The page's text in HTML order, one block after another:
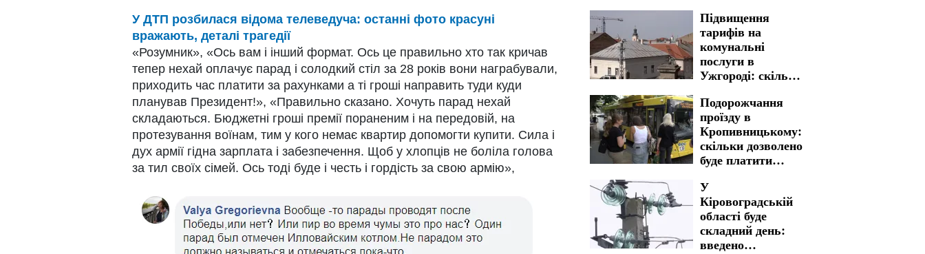
У ДТП розбилася відома телеведуча: останні фото красуні
вражають, деталі трагедії
«Розумник», «Ось вам і інший формат. Ось це правильно хто так кричав
тепер нехай оплачує парад і солодкий стіл за 28 років вони награбували,
приходить час платити за рахунками а ті гроші направить туди куди
планував Президент!», «Правильно сказано. Хочуть парад нехай
складаються. Бюджетні гроші премії пораненим і на передовій, на
протезування воїнам, тим у кого немає квартир допомогти купити. Сила і
дух армії гідна зарплата і забезпечення. Щоб у хлопців не боліла голова
за тил своїх сімей. Ось тоді буде і честь і гордість за свою армію»,
Підвищення
тарифів на
комунальні
послуги в
Ужгороді: скільки
заплатити
Подорожчання
проїзду в
Кропивницькому:
скільки дозволено
буде платити
У
Кіровоградській
області буде
складний день:
введено